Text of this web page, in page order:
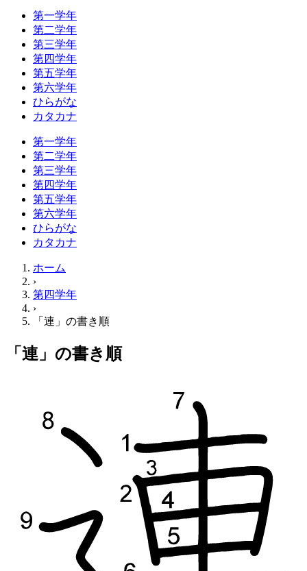
第一学年
第二学年
第三学年
第四学年
第五学年
第六学年
ひらがな
カタカナ
第一学年
第二学年
第三学年
第四学年
第五学年
第六学年
ひらがな
カタカナ
ホーム
›
第四学年
›
「連」の書き順
「連」の書き順